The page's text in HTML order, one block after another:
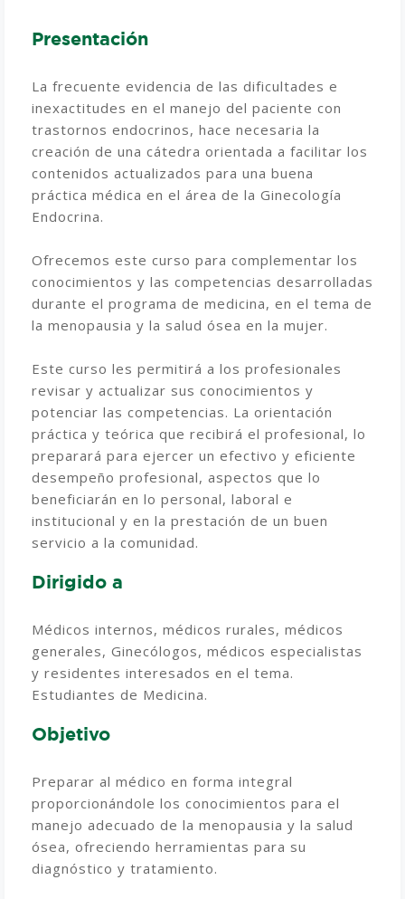
Presentación
La frecuente evidencia de las dificultades e
inexactitudes en el manejo del paciente con
trastornos endocrinos, hace necesaria la
creación de una cátedra orientada a facilitar los
contenidos actualizados para una buena
práctica médica en el área de la Ginecología
Endocrina.
Ofrecemos este curso para complementar los
conocimientos y las competencias desarrolladas
durante el programa de medicina, en el tema de
la menopausia y la salud ósea en la mujer.
Este curso les permitirá a los profesionales
revisar y actualizar sus conocimientos y
potenciar las competencias. La orientación
práctica y teórica que recibirá el profesional, lo
preparará para ejercer un efectivo y eficiente
desempeño profesional, aspectos que lo
beneficiarán en lo personal, laboral e
institucional y en la prestación de un buen
servicio a la comunidad.
Dirigido a
Médicos internos, médicos rurales, médicos
generales, Ginecólogos, médicos especialistas
y residentes interesados en el tema.
Estudiantes de Medicina.
Objetivo
Preparar al médico en forma integral
proporcionándole los conocimientos para el
manejo adecuado de la menopausia y la salud
ósea, ofreciendo herramientas para su
diagnóstico y tratamiento.